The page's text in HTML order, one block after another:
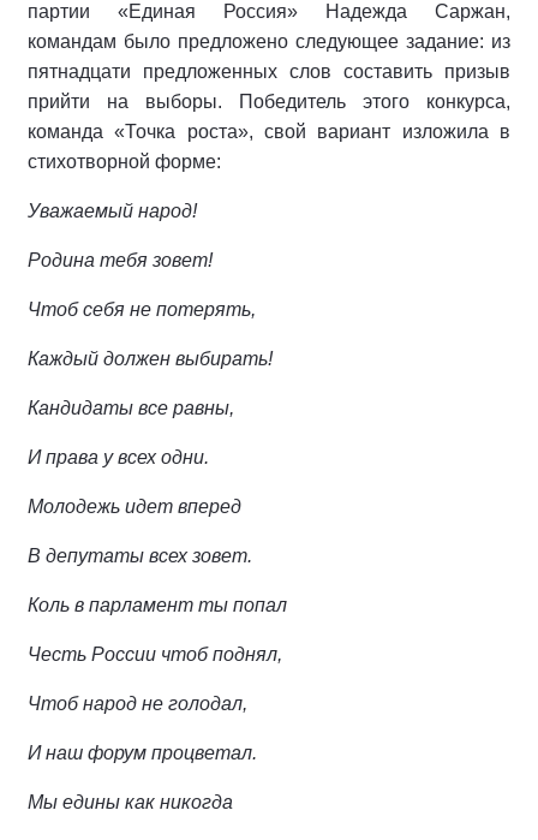
партии «Единая Россия» Надежда Саржан,
командам было предложено следующее задание: из
пятнадцати предложенных слов составить призыв
прийти на выборы. Победитель этого конкурса,
команда «Точка роста», свой вариант изложила в
стихотворной форме:
Уважаемый народ!
Родина тебя зовет!
Чтоб себя не потерять,
Каждый должен выбирать!
Кандидаты все равны,
И права у всех одни.
Молодежь идет вперед
В депутаты всех зовет.
Коль в парламент ты попал
Честь России чтоб поднял,
Чтоб народ не голодал,
И наш форум процветал.
Мы едины как никогда